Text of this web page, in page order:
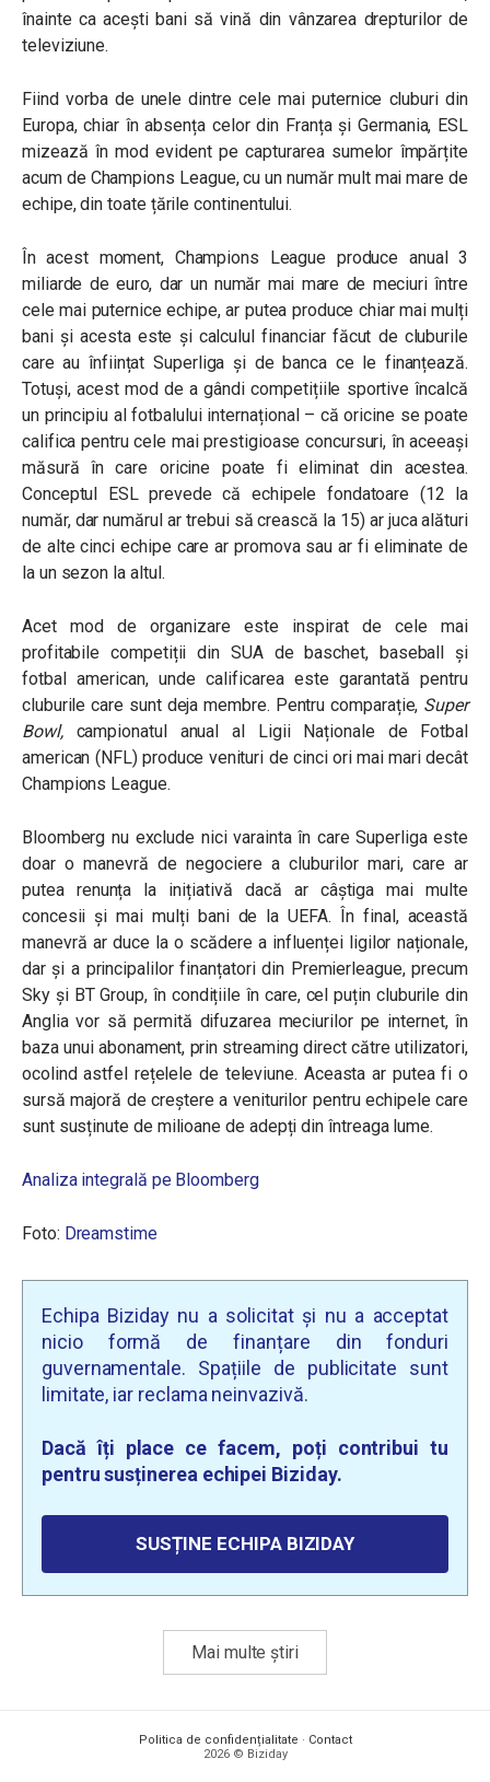
înainte ca acești bani să vină din vânzarea drepturilor de
televiziune.
Fiind vorba de unele dintre cele mai puternice cluburi din
Europa, chiar în absența celor din Franța și Germania, ESL
mizează în mod evident pe capturarea sumelor împărțite
acum de Champions League, cu un număr mult mai mare de
echipe, din toate țările continentului.
În acest moment, Champions League produce anual 3
miliarde de euro, dar un număr mai mare de meciuri între
cele mai puternice echipe, ar putea produce chiar mai mulți
bani și acesta este și calculul financiar făcut de cluburile
care au înființat Superliga și de banca ce le finanțează.
Totuși, acest mod de a gândi competițiile sportive încalcă
un principiu al fotbalului internațional – că oricine se poate
califica pentru cele mai prestigioase concursuri, în aceeași
măsură în care oricine poate fi eliminat din acestea.
Conceptul ESL prevede că echipele fondatoare (12 la
număr, dar numărul ar trebui să crească la 15) ar juca alături
de alte cinci echipe care ar promova sau ar fi eliminate de
la un sezon la altul.
Acet mod de organizare este inspirat de cele mai
profitabile competiții din SUA de baschet, baseball și
fotbal american, unde calificarea este garantată pentru
cluburile care sunt deja membre. Pentru comparație, Super
Bowl,campionatul anual al Ligii Naționale de Fotbal
american (NFL) produce venituri de cinci ori mai mari decât
Champions League.
Bloomberg nu exclude nici varainta în care Superliga este
doar o manevră de negociere a cluburilor mari, care ar
putea renunța la inițiativă dacă ar câștiga mai multe
concesii și mai mulți bani de la UEFA. În final, această
manevră ar duce la o scădere a influenței ligilor naționale,
dar și a principalilor finanțatori din Premierleague, precum
Sky și BT Group, în condițiile în care, cel puțin cluburile din
Anglia vor să permită difuzarea meciurilor pe internet, în
baza unui abonament, prin streaming direct către utilizatori,
ocolind astfel rețelele de televiune. Aceasta ar putea fi o
sursă majoră de creștere a veniturilor pentru echipele care
sunt susținute de milioane de adepți din întreaga lume.
Analiza integrală pe Bloomberg
Foto: Dreamstime
Echipa Biziday nu a solicitat și nu a acceptat
nicio formă de finanțare din fonduri
guvernamentale. Spațiile de publicitate sunt
limitate, iar reclama neinvazivă.
Dacă îți place ce facem, poți contribui tu
pentru susținerea echipei Biziday.
SUSȚINE ECHIPA BIZIDAY
Mai multe știri
Politica de confidențialitate · Contact
2026 © Biziday